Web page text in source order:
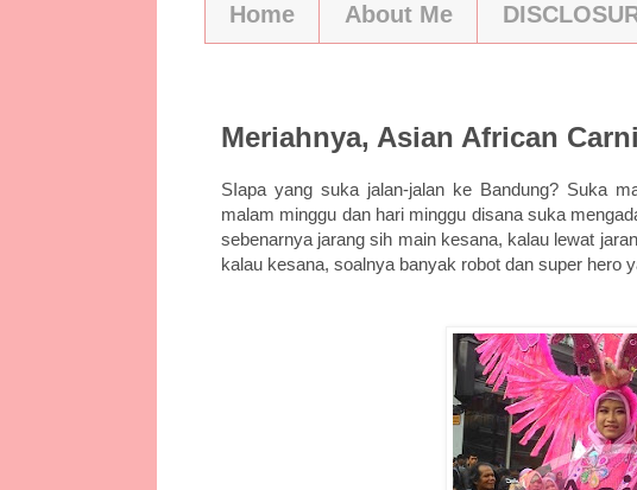
Home About Me
Meriahnya, Asian African
SIapa yang suka jalan-jalan ke Bandung? Suka
malam minggu dan hari minggu disana suka
sebenarnya jarang sih main kesana, kalau lewat
kalau kesana, soalnya banyak robot dan super hero